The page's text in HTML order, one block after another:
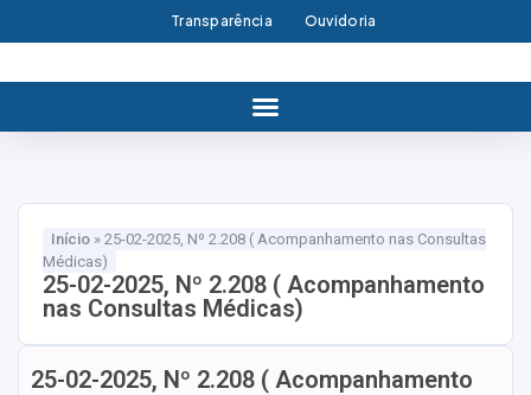
Transparência Ouvidoria
Início » 25-02-2025, Nº 2.208 ( Acompanhamento nas Consultas
Médicas)
25-02-2025, Nº 2.208 ( Acompanhamento
nas Consultas Médicas)
25-02-2025, Nº 2.208 ( Acompanhamento